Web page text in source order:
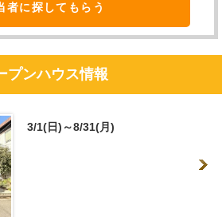
者に探してもらう
プンハウス情報
3/1(日)～8/31(月)